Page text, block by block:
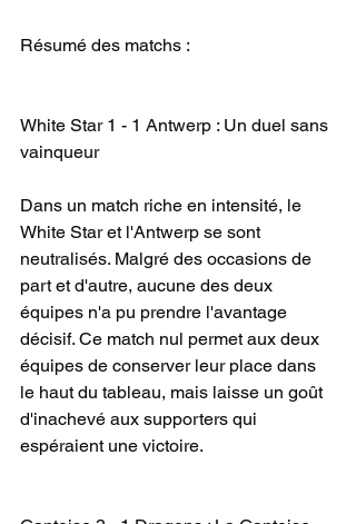
Résumé des matchs :
White Star 1 - 1 Antwerp : Un duel sans
vainqueur
Dans un match riche en intensité, le
White Star et l'Antwerp se sont
neutralisés. Malgré des occasions de
part et d'autre, aucune des deux
équipes n'a pu prendre l'avantage
décisif. Ce match nul permet aux deux
équipes de conserver leur place dans
le haut du tableau, mais laisse un goût
d'inachevé aux supporters qui
espéraient une victoire.